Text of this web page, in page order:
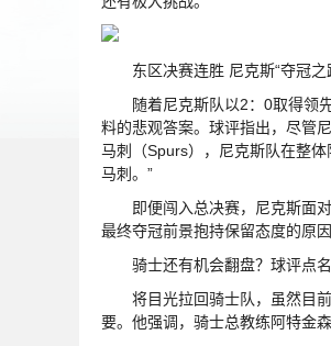
东区决赛连胜 尼克斯“夺冠之
随着尼克斯队以2：0取得领先
料的悲观答案。球评指出，尽管
马刺（Spurs），尼克斯队在整
马刺。”
即便闯入总决赛，尼克斯面对
最终夺冠前景抱持保留态度的原因
骑士还有机会翻盘？球评点名
将目光拉回骑士队，虽然目前
要。他强调，骑士总教练阿特金